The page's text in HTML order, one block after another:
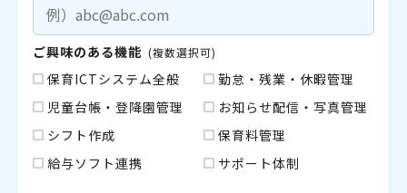
ご興味のある機能 (複数選択可)
保育ICTシステム全般
勤怠・残業・休暇管理
児童台帳・登降園管理
お知らせ配信・写真管理
シフト作成
保育料管理
給与ソフト連携
サポート体制